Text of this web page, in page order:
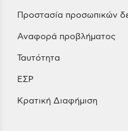
Προστασία προσωπικών
Αναφορά προβλήματος
Ταυτότητα
ΕΣΡ
Κρατική Διαφήμιση